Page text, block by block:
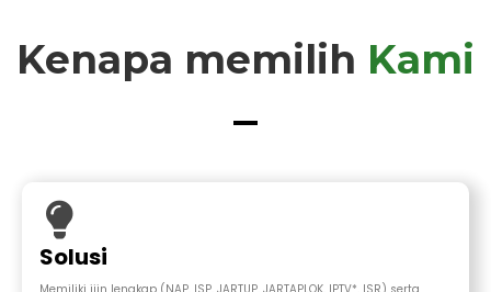
Kenapa memilih Kami
Solusi